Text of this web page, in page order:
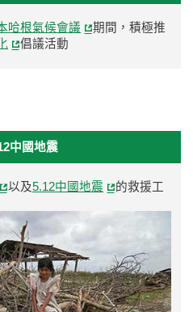
哈根氣候會議
期間，積極推
倡議活動
中國地震
以及5.12中國地震
的救援工